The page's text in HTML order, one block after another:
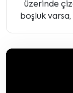
üzerinde
boşluk